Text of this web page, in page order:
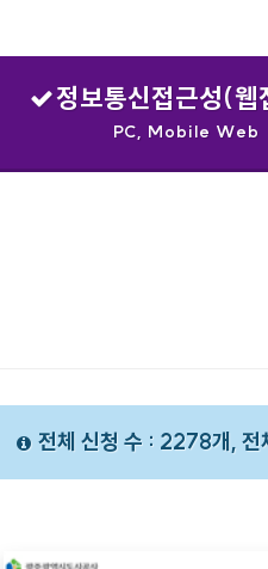
정보통신접근성(웹
PC, Mobile Web
전체 신청 수 : 2278개,